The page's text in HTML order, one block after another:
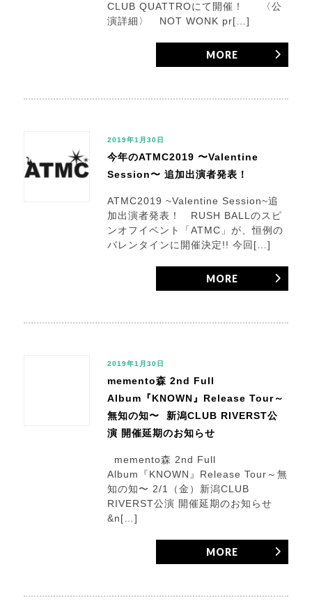
CLUB QUATTROにて開催！ 〈公
演詳細〉 NOT WONK pr[…]
MORE
2019年1月30日
今年のATMC2019 〜Valentine
Session〜 追加出演者発表！
ATMC2019 ~Valentine Session~追
加出演者発表！ RUSH BALLのスピ
ンオフイベント「ATMC」が、恒例の
バレンタインに開催決定!! 今回[…]
MORE
2019年1月30日
memento森 2nd Full
Album『KNOWN』Release Tour～
無知の知〜 新潟CLUB RIVERST公
演 開催延期のお知らせ
memento森 2nd Full
Album『KNOWN』Release Tour～無
知の知〜 2/1（金）新潟CLUB
RIVERST公演 開催延期のお知らせ
&n[…]
MORE